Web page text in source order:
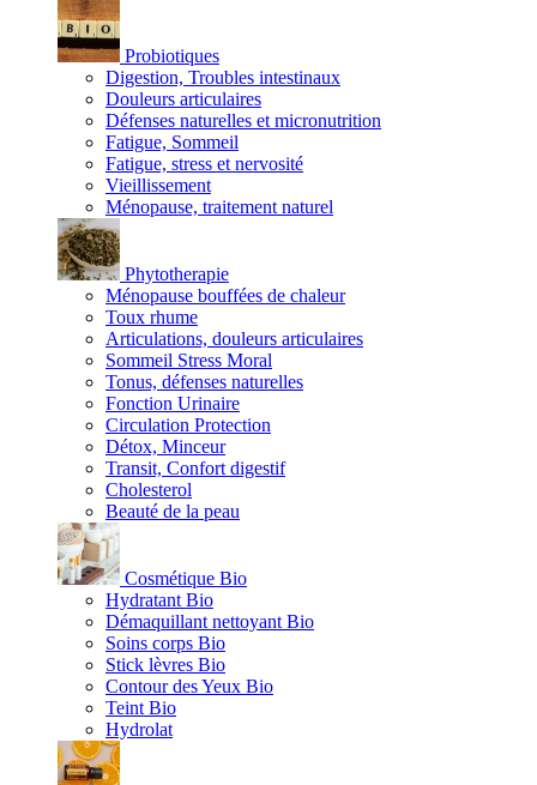
Probiotiques
Digestion, Troubles intestinaux
Douleurs articulaires
Défenses naturelles et micronutrition
Fatigue, Sommeil
Fatigue, stress et nervosité
Vieillissement
Ménopause, traitement naturel
Phytotherapie
Ménopause bouffées de chaleur
Toux rhume
Articulations, douleurs articulaires
Sommeil Stress Moral
Tonus, défenses naturelles
Fonction Urinaire
Circulation Protection
Détox, Minceur
Transit, Confort digestif
Cholesterol
Beauté de la peau
Cosmétique Bio
Hydratant Bio
Démaquillant nettoyant Bio
Soins corps Bio
Stick lèvres Bio
Contour des Yeux Bio
Teint Bio
Hydrolat